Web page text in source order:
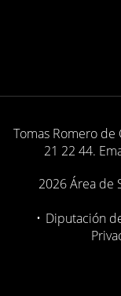
Tomas Romero de
21 22 44.
2026 Área de
• Diputación